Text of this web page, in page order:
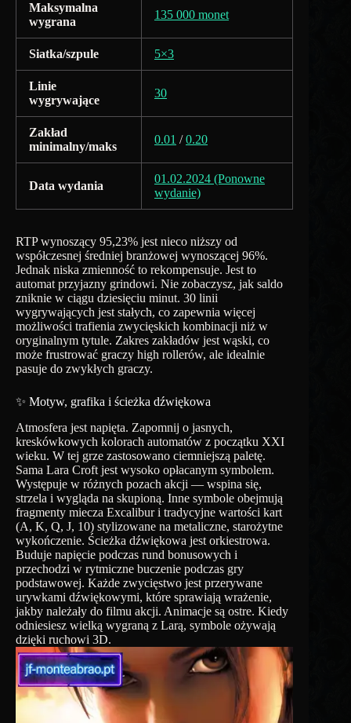
Maksymalna
wygrana
135 000 monet
Siatka/szpule 5×3
Linie
wygrywające
30
Zakład
minimalny/maks
0.01 /0.20
Data wydania
01.02.2024 (Ponowne
wydanie)
RTP wynoszący 95,23% jest nieco niższy od
współczesnej średniej branżowej wynoszącej 96%.
Jednak niska zmienność to rekompensuje. Jest to
automat przyjazny grindowi. Nie zobaczysz, jak saldo
zniknie w ciągu dziesięciu minut. 30 linii
wygrywających jest stałych, co zapewnia więcej
możliwości trafienia zwycięskich kombinacji niż w
oryginalnym tytule. Zakres zakładów jest wąski, co
może frustrować graczy high rollerów, ale idealnie
pasuje do zwykłych graczy.
✨ Motyw, grafika i ścieżka dźwiękowa
Atmosfera jest napięta. Zapomnij o jasnych,
kreskówkowych kolorach automatów z początku XXI
wieku. W tej grze zastosowano ciemniejszą paletę.
Sama Lara Croft jest wysoko opłacanym symbolem.
Występuje w różnych pozach akcji — wspina się,
strzela i wygląda na skupioną. Inne symbole obejmują
fragmenty miecza Excalibur i tradycyjne wartości kart
(A, K, Q, J, 10) stylizowane na metaliczne, starożytne
wykończenie. Ścieżka dźwiękowa jest orkiestrowa.
Buduje napięcie podczas rund bonusowych i
przechodzi w rytmiczne buczenie podczas gry
podstawowej. Każde zwycięstwo jest przerywane
urywkami dźwiękowymi, które sprawiają wrażenie,
jakby należały do ​​filmu akcji. Animacje są ostre. Kiedy
odniesiesz wielką wygraną z Larą, symbole ożywają
dzięki ruchowi 3D.